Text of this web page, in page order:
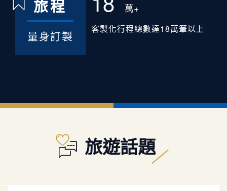
萬+
客製化行程總數達18萬筆以上
旅程
量身訂製
旅遊話題